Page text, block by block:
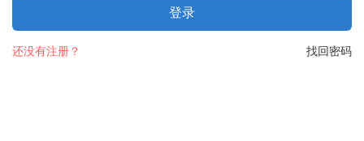
登录
找回密码
还没有注册？